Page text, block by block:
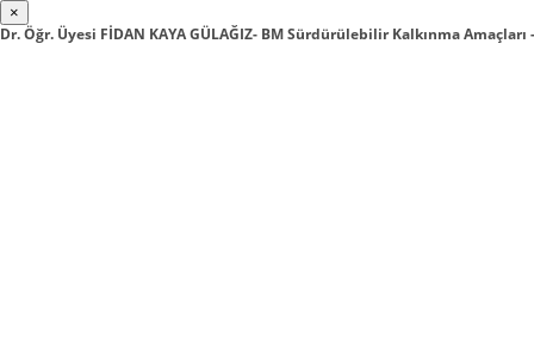
×
Dr. Öğr. Üyesi FİDAN KAYA GÜLAĞIZ- BM Sürdürülebilir Kalkınma Amaçları -